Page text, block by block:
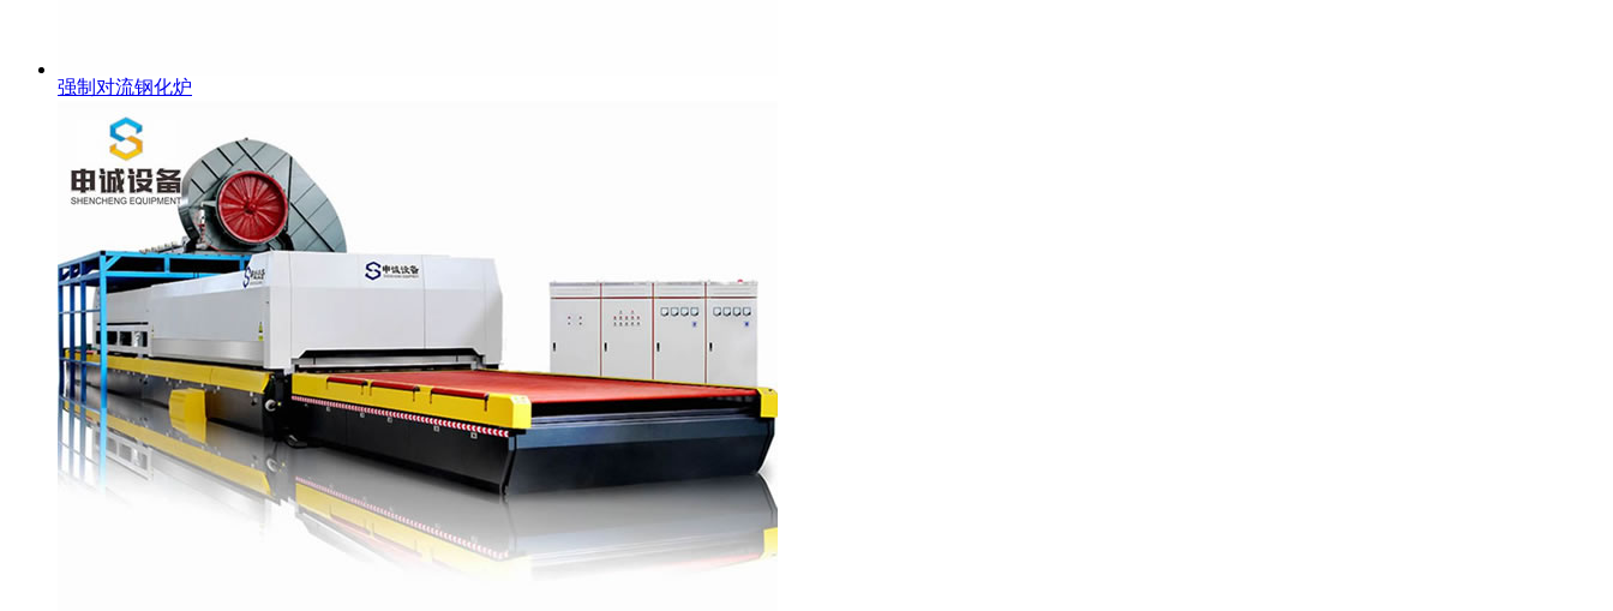
强制对流钢化炉